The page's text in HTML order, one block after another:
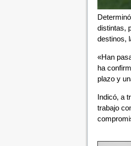
distintas,
destinos,
«Han
ha
plazo y
Indicó, a
trabajo